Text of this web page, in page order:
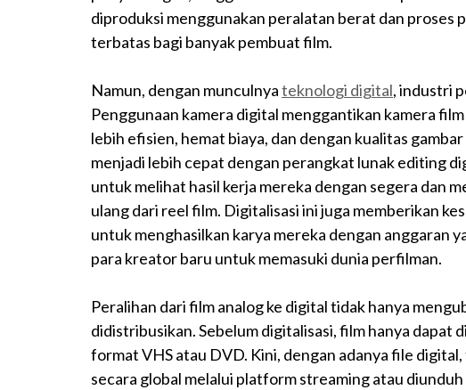
diproduksi menggunakan peralatan berat dan proses
terbatas bagi banyak pembuat film.
Namun, dengan munculnyateknologi digital, industri
Penggunaan kamera digital menggantikan kamera
lebih efisien, hemat biaya, dan dengan kualitas
menjadi lebih cepat dengan perangkat lunak editing
untuk melihat hasil kerja mereka dengan segera dan
ulang dari reel film. Digitalisasi ini juga memberikan
untuk menghasilkan karya mereka dengan anggaran
para kreator baru untuk memasuki dunia perfilman.
Peralihan dari film analog ke digital tidak hanya
didistribusikan. Sebelum digitalisasi, film hanya dapat
format VHS atau DVD. Kini, dengan adanya file
secara global melalui platform streaming atau